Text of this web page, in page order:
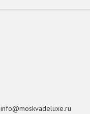
info@moskvadeluxe.ru